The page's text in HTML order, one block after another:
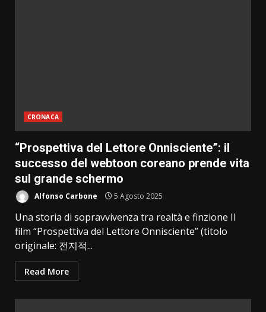
CRONACA
“Prospettiva del Lettore Onnisciente”: il
successo del webtoon coreano prende vita
sul grande schermo
Alfonso Carbone 5 Agosto 2025
Una storia di sopravvivenza tra realtà e finzione Il
film “Prospettiva del Lettore Onnisciente” (titolo
originale: 전지적...
Read More